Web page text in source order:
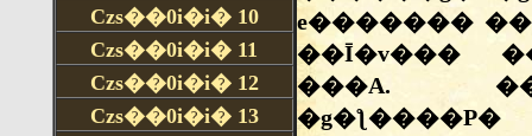
Czs��0i�i� 10
Czs��0i�i� 11
Czs��0i�i� 12
Czs��0i�i� 13